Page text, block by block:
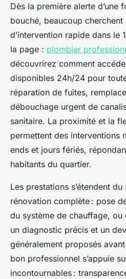
Dès la première alerte d’une
bouché, beaucoup cherchent
d’intervention rapide dans le
la page : plombier
découvrirez comment
disponibles 24h/24 pour
réparation de fuites,
débouchage urgent de
sanitaire. La proximité et la
permettent des interventions
ends et jours fériés,
habitants du quartier.
Les prestations s’étendent
rénovation complète : pose
du système de chauffage, ou
un diagnostic précis et un
généralement proposés
bon professionnel s’appuie
incontournables :